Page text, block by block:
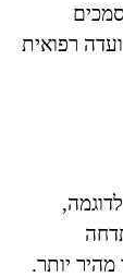
רפואית
יותר.